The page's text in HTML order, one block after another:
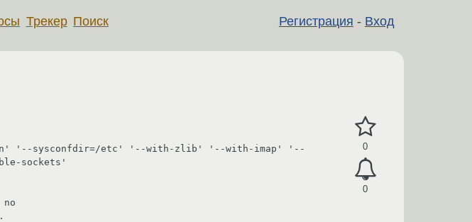
Регистрация - Вход
Трекер Поиск
0
0
'--sysconfdir=/etc' '--with-zlib' '--with-imap' '--
sockets'